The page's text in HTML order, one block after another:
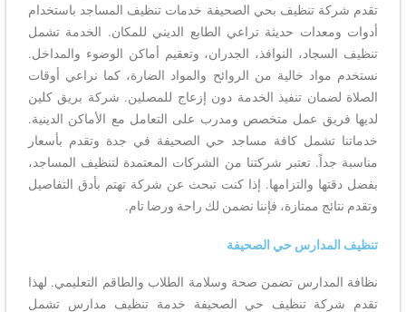
تقدم شركة تنظيف بحي الصحيفة خدمات تنظيف المساجد باستخدام
أدوات ومعدات حديثة تراعي الطابع الديني للمكان. الخدمة تشمل
تنظيف السجاد، النوافذ، الجدران، وتعقيم أماكن الوضوء والمداخل.
نستخدم مواد خالية من الروائح والمواد الضارة، كما نراعي أوقات
الصلاة لضمان تنفيذ الخدمة دون إزعاج للمصلين. شركة بريق كلين
لديها فريق عمل متخصص ومدرب على التعامل مع الأماكن الدينية.
خدماتنا تشمل كافة مساجد حي الصحيفة في جدة وتقدم بأسعار
مناسبة جداً. تعتبر شركتنا من الشركات المعتمدة لتنظيف المساجد،
بفضل دقتها والتزامها. إذا كنت تبحث عن شركة تهتم بأدق التفاصيل
وتقدم نتائج ممتازة، فإننا نضمن لك راحة ورضا تام.
تنظيف المدارس حي الصحيفة
نظافة المدارس تضمن صحة وسلامة الطلاب والطاقم التعليمي. لهذا
تقدم شركة تنظيف حي الصحيفة خدمة تنظيف مدارس تشمل